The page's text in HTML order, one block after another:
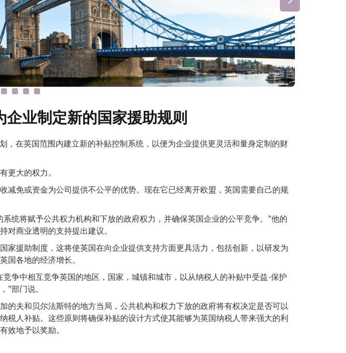
企业制定新的国家援助规则
在英国范围内建立新的补贴控制系统，以便为企业提供更灵活和量身定制的财
更大的权力。
减免或资金为公司提供不公平的优势。现在它已经离开欧盟，英国需要自己的规
统将赋予公共权力机构和下放的政府权力，并确保英国企业的公平竞争。”他的
对商业透明的支持提出建议。
家援助制度，这将使英国在向企业提供支持方面更具活力，包括创新，以研发为
国各地的经济增长。
争中相互竞争英国的地区，国家，城镇和城市，以从纳税人的补贴中受益-保护
”部门说。
的夫和贝尔法斯特的地方当局，公共机构和权力下放的政府将有权决定是否可以
税人补贴。这些原则将确保补贴的设计方式使其能够为英国纳税人带来强大的利
效地予以奖励。